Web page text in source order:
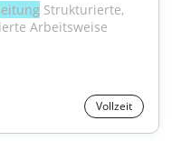
Strukturierte,
Arbeitsweise
Vollzeit